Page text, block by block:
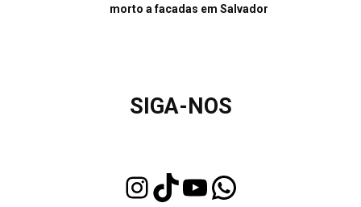
morto a facadas em Salvador
SIGA-NOS
InstagramTikTok Youtube WhatsApp